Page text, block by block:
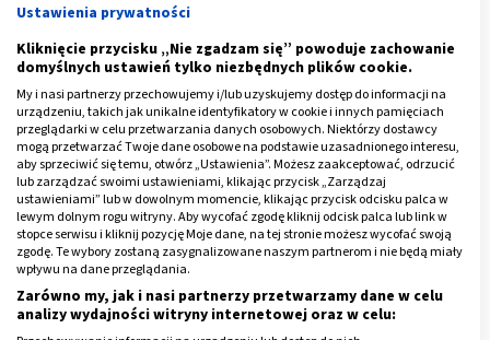
Wymienione produkty można wmasowywać w skórę
dłoni. Peeling należy zmyć po kilku lub kilkunastu
minutach, potem w skórę dłoni dobrze jest wmasować
krem nawilżający.
Na suche dłoniemożna też przygotować także
kompres z ziemniaków. Dwa ziemniaki trzeba
ugotować w mundurkach, po obraniu skórki, rozgnieść
miąższ i dodać żółtko jaja oraz dwie łyżki ciepłego
mleka. Gotową mieszankę nakłada się na 10 minut na
dłonie, potem zmywa i aplikuje krem.
Ustawienia prywatności
Kliknięcie przycisku „Nie zgadzam się” powoduje zachowanie
domyślnych ustawień tylko niezbędnych plików cookie.
My i nasi partnerzy przechowujemy i/lub uzyskujemy dostęp do informacji na
urządzeniu, takich jak unikalne identyfikatory w cookie i innych pamięciach
przeglądarki w celu przetwarzania danych osobowych. Niektórzy dostawcy
mogą przetwarzać Twoje dane osobowe na podstawie uzasadnionego interesu,
aby sprzeciwić się temu, otwórz „Ustawienia”. Możesz zaakceptować, odrzucić
lub zarządzać swoimi ustawieniami, klikając przycisk „Zarządzaj
ustawieniami” lub w dowolnym momencie, klikając przycisk odcisku palca w
lewym dolnym rogu witryny. Aby wycofać zgodę kliknij odcisk palca lub link w
stopce serwisu i kliknij pozycję Moje dane, na tej stronie możesz wycofać swoją
zgodę. Te wybory zostaną zasygnalizowane naszym partnerom i nie będą miały
wpływu na dane przeglądania.
Zarówno my, jak i nasi partnerzy przetwarzamy dane w celu
analizy wydajności witryny internetowej oraz w celu: